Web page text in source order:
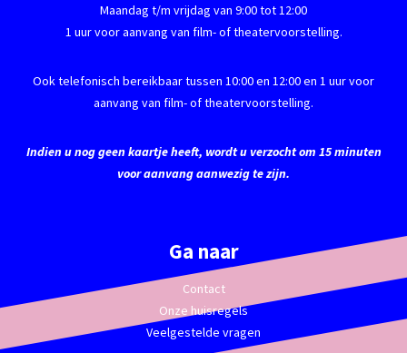
Maandag t/m vrijdag van 9:00 tot 12:00
1 uur voor aanvang van film- of theatervoorstelling.
Ook telefonisch bereikbaar tussen 10:00 en 12:00 en 1 uur voor
aanvang van film- of theatervoorstelling.
Indien u nog geen kaartje heeft, wordt u verzocht om 15 minuten
voor aanvang aanwezig te zijn.
Ga naar
Contact
Onze huisregels
Veelgestelde vragen